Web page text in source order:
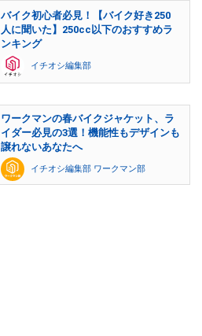
バイク初心者必見！【バイク好き250
人に聞いた】250cc以下のおすすめラ
ンキング
イチオシ編集部
ワークマンの春バイクジャケット、ラ
イダー必見の3選！機能性もデザインも
譲れないあなたへ
イチオシ編集部 ワークマン部